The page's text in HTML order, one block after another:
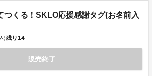
つくる！SKLO応援感謝タグ(お名前入
)残り14
販売終了